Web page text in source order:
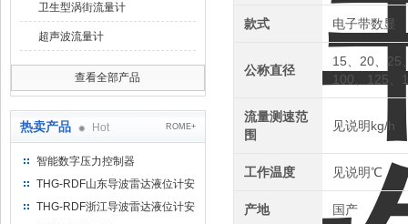
卫生型涡街流量计
超声波流量计
查看全部产品
热卖产品 Hot ROME+
智能数字压力控制器
THG-RDF山东导波雷达液位计安
装方法
THG-RDF浙江导波雷达液位计安
款式 电子带数显
公称直径
15、20、25
100、125、
流量测速范
围
见说明kg/h
工作温度 见说明℃
产地 国产